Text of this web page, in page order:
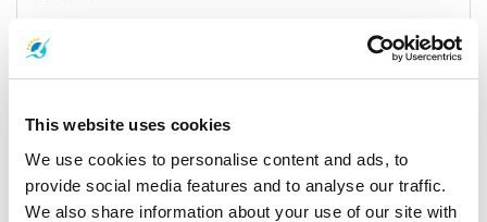
This website uses cookies
We use cookies to personalise content and ads, to
provide social media features and to analyse our traffic.
We also share information about your use of our site with
위치: 태국 수랏타니 주 돈삭(Donsak) 지역. 코사무이 및 코팡안과
같은 인근 섬으로 향하는 여행객의 주요 출발 지점입니다.
다. 모든 승객의 원활하고 효율적인 여행을 보장합니다.
코사무이:
도착 지점: 코사무이 서부 해안의 번화한 중심지인 나톤 부두